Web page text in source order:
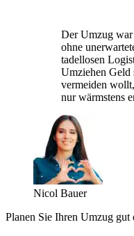
Der Umzug
ohne
tadellosen
Umziehen Geld
vermeiden
nur wärmstens
Nicol Bauer
Planen Sie Ihren Umzug gut